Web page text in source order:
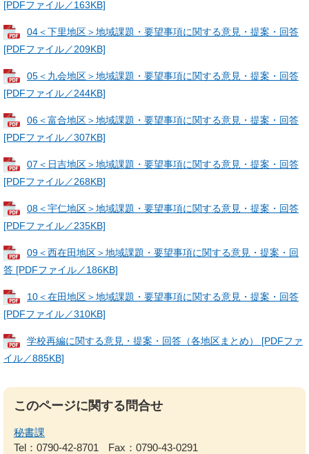
[PDFファイル／163KB]
04＜下里地区＞地域課題・要望事項に関する意見・提案・回答
[PDFファイル／209KB]
05＜九会地区＞地域課題・要望事項に関する意見・提案・回答
[PDFファイル／244KB]
06＜富合地区＞地域課題・要望事項に関する意見・提案・回答
[PDFファイル／307KB]
07＜日吉地区＞地域課題・要望事項に関する意見・提案・回答
[PDFファイル／268KB]
08＜宇仁地区＞地域課題・要望事項に関する意見・提案・回答
[PDFファイル／235KB]
09＜西在田地区＞地域課題・要望事項に関する意見・提案・回
答 [PDFファイル／186KB]
10＜在田地区＞地域課題・要望事項に関する意見・提案・回答
[PDFファイル／310KB]
学校再編に関する意見・提案・回答（各地区まとめ） [PDFファ
イル／885KB]
このページに関する問合せ
秘書課
Tel：0790-42-8701
Fax：0790-43-0291